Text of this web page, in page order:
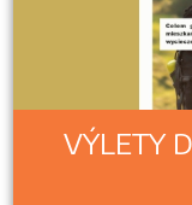
VÝLETY